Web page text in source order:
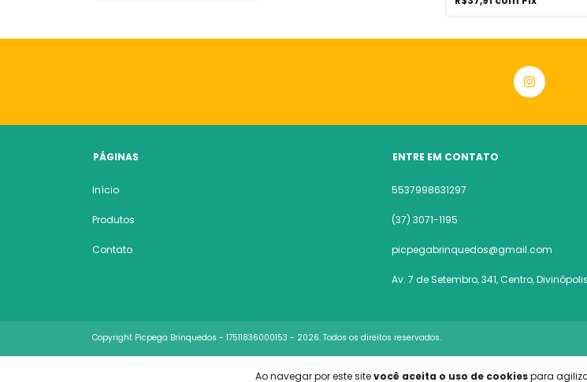
Ao navegar por este sitevocê aceita o uso de cookiespara
PÁGINAS
Início
Produtos
Contato
ENTRE EM CONTATO
5537998631297
(37) 3071-1195
picpegabrinquedos@gmail.com
Av. 7 de Setembro, 341, Centro,
Copyright Picpega Brinquedos - 17511836000153 - 2026. Todos os direitos reservados.